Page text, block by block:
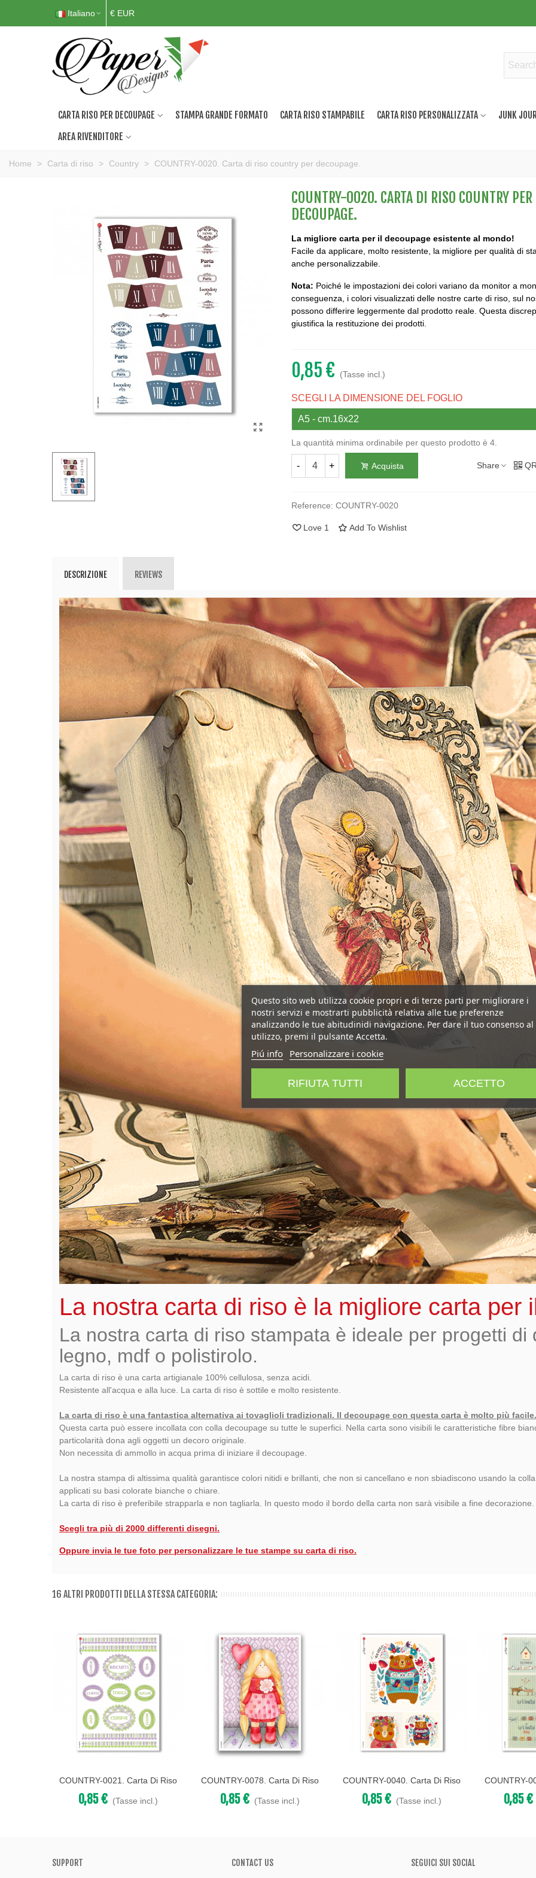
Italiano € EUR
CARTA RISO PER DECOUPAGE STAMPA GRANDE FORMATO CARTA RISO STAMPABILE CARTA RISO PERSONALIZZATA
JUNK
AREA RIVENDITORE
Home > Carta di riso > Country > COUNTRY-0020. Carta di riso country per decoupage.
COUNTRY-0020. CARTA DI RISO COUNTRY PER
DECOUPAGE.
La migliore carta per il decoupage esistente al mondo!
Facile da applicare, molto resistente, la migliore per qualità di
anche personalizzabile.
Nota: Poiché le impostazioni dei colori variano da monitor a
conseguenza, i colori visualizzati delle nostre carte di riso, sul
possono differire leggermente dal prodotto reale. Questa
giustifica la restituzione dei prodotti.
0,85 € (Tasse incl.)
SCEGLI LA DIMENSIONE DEL FOGLIO
La quantità minima ordinabile per questo prodotto è 4.
- + Acquista Share
Reference: COUNTRY-0020
Love 1 Add To Wishlist
DESCRIZIONE REVIEWS
La nostra carta di riso è la migliore carta per
La nostra carta di riso stampata è ideale per progetti di
legno, mdf o polistirolo.
La carta di riso è una carta artigianale 100% cellulosa, senza acidi.
Resistente all'acqua e alla luce. La carta di riso è sottile e molto resistente.
La carta di riso è una fantastica alternativa ai tovaglioli tradizionali. Il decoupage con questa carta è molto più facile.
Questa carta può essere incollata con colla decoupage su tutte le superfici. Nella carta sono visibili le caratteristiche fibre
particolarità dona agli oggetti un decoro originale.
Non necessita di ammollo in acqua prima di iniziare il decoupage.
La nostra stampa di altissima qualità garantisce colori nitidi e brillanti, che non si cancellano e non sbiadiscono usando la
applicati su basi colorate bianche o chiare.
La carta di riso è preferibile strapparla e non tagliarla. In questo modo il bordo della carta non sarà visibile a fine decorazione.
Scegli tra più di 2000 differenti disegni.
Oppure invia le tue foto per personalizzare le tue stampe su carta di riso.
16 ALTRI PRODOTTI DELLA STESSA CATEGORIA:
Acquista
COUNTRY-0021. Carta Di Riso
Country Per Decoupage.
0,85 € (Tasse incl.)
Acquista
COUNTRY-0078. Carta Di Riso
Country Per Decoupage.
0,85 € (Tasse incl.)
Acquista
COUNTRY-0040. Carta Di Riso
Country Per Decoupage.
0,85 € (Tasse incl.)
Acquista
COUNTRY-
Country
0,85 €
Questo sito web utilizza cookie propri e di terze parti per migliorare i
nostri servizi e mostrarti pubblicità relativa alle tue preferenze
analizzando le tue abitudinidi navigazione. Per dare il tuo consenso al
utilizzo, premi il pulsante Accetta.
Piú info Personalizzare i cookie
RIFIUTA TUTTI ACCETTO
SUPPORT CONTACT US SEGUICI SUI SOCIAL